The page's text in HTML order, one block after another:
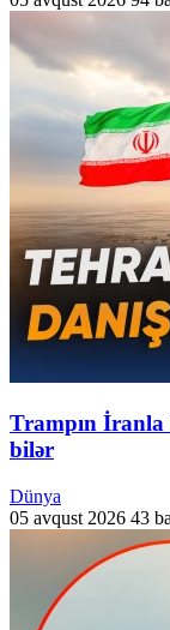
Trampın İranla
bilər
Dünya
05 avqust 2026 43